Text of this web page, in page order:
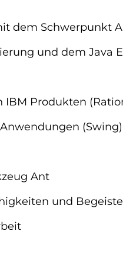
dem Schwerpunkt
und dem Java
Produkten
(Swing)
Ant
und